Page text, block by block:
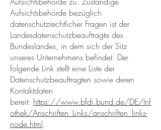
Aufsichtsbehörde bezüglich
datenschutzrechtlicher Fragen ist der
Landesdatenschutzbeauftragte des
Bundeslandes, in dem sich der Sitz
unseres Unternehmens befindet. Der
folgende Link stellt eine Liste der
Datenschutzbeauftragten sowie deren
Kontaktdaten
bereit: https://www.bfdi.bund.de/DE/Inf
othek/Anschriften_Links/anschriften_links-
node.html.